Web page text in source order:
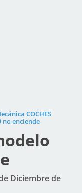
COCHES
no enciende
Diciembre de